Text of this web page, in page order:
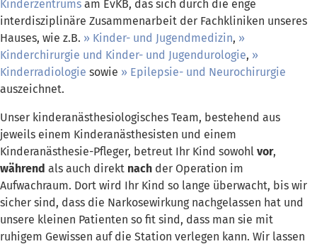
Kinderzentrums am EvKB, das sich durch die enge
interdisziplinäre Zusammenarbeit der Fachkliniken unseres
Hauses, wie z.B.
Kinder- und Jugendmedizin,
Kinderchirurgie und Kinder- und Jugendurologie,
Kinderradiologie sowie
Epilepsie- und Neurochirurgie
auszeichnet.
Unser kinderanästhesiologisches Team, bestehend aus
jeweils einem Kinderanästhesisten und einem
Kinderanästhesie-Pfleger, betreut Ihr Kind sowohl vor,
während als auch direkt nach der Operation im
Aufwachraum. Dort wird Ihr Kind so lange überwacht, bis wir
sicher sind, dass die Narkosewirkung nachgelassen hat und
unsere kleinen Patienten so fit sind, dass man sie mit